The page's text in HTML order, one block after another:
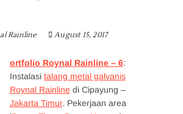
Rainline August 15, 2017
ortfolio Roynal Rainline – 6:
Instalasi talang metal galvanis
Roynal Rainline di Cipayung –
Jakarta Timur. Pekerjaan area